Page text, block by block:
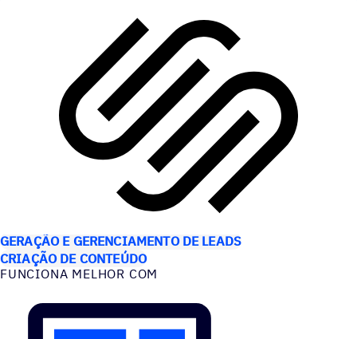
GERAÇÃO E GERENCIAMENTO DE LEADS
CRIAÇÃO DE CONTEÚDO
FUNCIONA MELHOR COM